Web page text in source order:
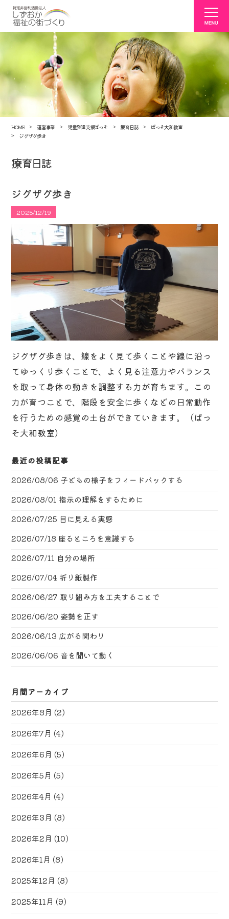
HOME 運営事業 児童発達支援ぱっそ 療育日誌
ぱっそ大和教室
ジグザグ歩き
療育日誌
ジグザグ歩き
2025/12/19
ジグザグ歩きは、線をよく見て歩くことや線に沿っ
てゆっくり歩くことで、よく見る注意力やバランス
を取って身体の動きを調整する力が育ちます。この
力が育つことで、階段を安全に歩くなどの日常動作
を行うための感覚の土台ができていきます。（ぱっ
そ大和教室）
最近の投稿記事
2026/08/06 子どもの様子をフィードバックする
2026/08/01 指示の理解をするために
2026/07/25 目に見える実感
2026/07/18 座るところを意識する
2026/07/11 自分の場所
2026/07/04 折り紙製作
2026/06/27 取り組み方を工夫することで
2026/06/20 姿勢を正す
2026/06/13 広がる関わり
2026/06/06 音を聞いて動く
月間アーカイブ
2026年8月 (2)
2026年7月 (4)
2026年6月 (5)
2026年5月 (5)
2026年4月 (4)
2026年3月 (8)
2026年2月 (10)
2026年1月 (8)
2025年12月 (8)
2025年11月 (9)